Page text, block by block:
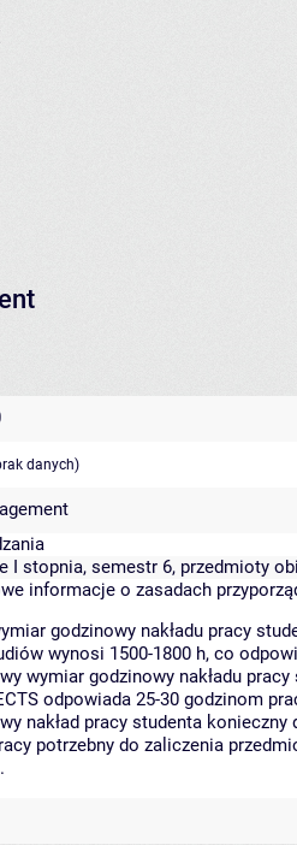
danych)
I stopnia, semestr 6, przedmioty
informacje o zasadach
godzinowy nakładu pracy
wynosi 1500-1800 h, co
wymiar godzinowy nakładu
odpowiada 25-30 godzinom
nakład pracy studenta
potrzebny do zaliczenia